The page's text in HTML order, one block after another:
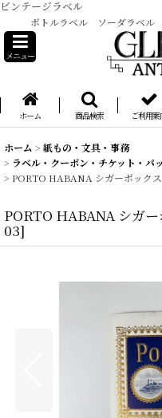
ビンテージラベル
ボトルラベル ソーダラベ
メニュー
ホーム 商品検索 ご利用案
ホーム > 紙もの・文具・事務
> ラベル・クーポン・チケット・パ
> PORTO HABANA シガーボック
PORTO HABANA シガ
03]